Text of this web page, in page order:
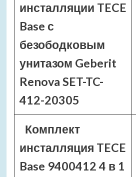
инсталляции TECE
Base с
безободковым
унитазом Geberit
Renova SET-TC-
412-20305
Комплект
инсталляция TECE
Base 9400412 4 в 1